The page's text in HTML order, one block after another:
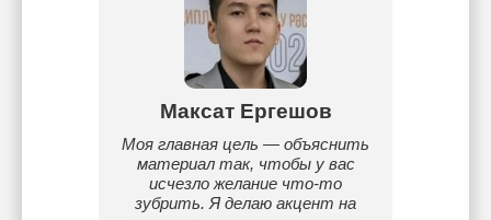
Максат Ергешов
Моя главная цель — объяснить
материал так, чтобы у вас
исчезло желание что-то
зубрить. Я делаю акцент на